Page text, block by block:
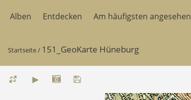
Alben Entdecken Am häufigsten angesehen
Startseite/ 151_GeoKarte Hüneburg